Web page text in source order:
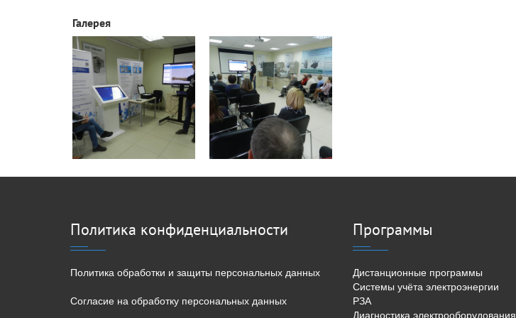
Галерея
Политика конфиденциальности
Политика обработки и защиты персональных данных
Согласие на обработку персональных данных
Программы
Дистанционные программы
Системы учёта электроэнергии
РЗА
Диагностика электрооборудования